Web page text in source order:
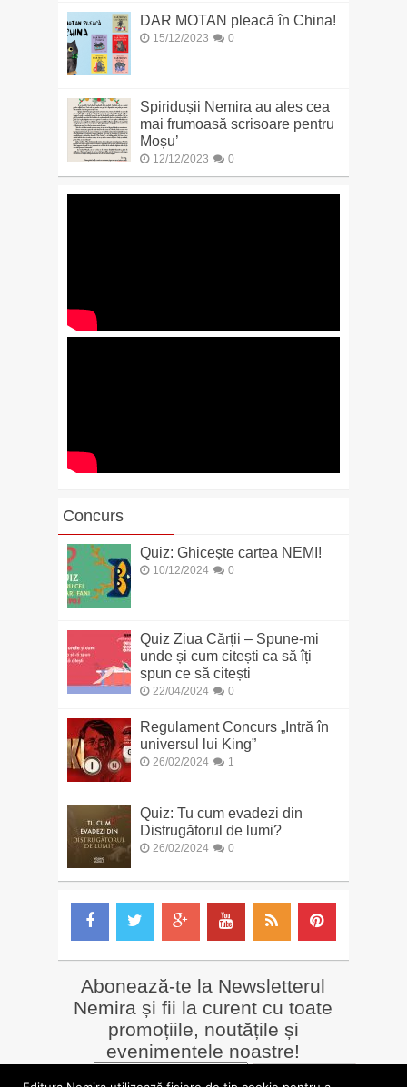
DAR MOTAN pleacă în China!
15/12/2023 0
Spiridușii Nemira au ales cea
mai frumoasă scrisoare pentru
Moșu’
12/12/2023 0
Concurs
Quiz: Ghicește cartea NEMI!
10/12/2024 0
Quiz Ziua Cărții – Spune-mi
unde și cum citești ca să îți
spun ce să citești
22/04/2024 0
Regulament Concurs „Intră în
universul lui King”
26/02/2024 1
Quiz: Tu cum evadezi din
Distrugătorul de lumi?
26/02/2024 0
Abonează-te la Newsletterul
Nemira și fii la curent cu toate
promoțiile, noutățile și
evenimentele noastre!